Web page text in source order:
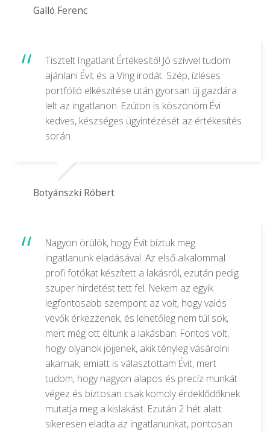
Galló Ferenc
Tisztelt Ingatlant Értékesítő! Jó szívvel tudom
ajánlani Évit és a Ving irodát. Szép, ízléses
portfólió elkészítése után gyorsan új gazdára
lelt az ingatlanon. Ezúton is köszönöm Évi
kedves, készséges ügyintézését az értékesítés
során.
Botyánszki Róbert
Nagyon örülök, hogy Évit bíztuk meg
ingatlanunk eladásával. Az első alkalommal
profi fotókat készített a lakásról, ezután pedig
szuper hirdetést tett fel. Nekem az egyik
legfontosabb szempont az volt, hogy valós
vevők érkezzenek, és lehetőleg nem túl sok,
mert még ott éltünk a lakásban. Fontos volt,
hogy olyanok jöjjenek, akik tényleg vásárolni
akarnak, emiatt is választottam Évit, mert
tudom, hogy nagyon alapos és precíz munkát
végez és biztosan csak komoly érdeklődőknek
mutatja meg a kislakást. Ezután 2 hét alatt
sikeresen eladta az ingatlanunkat, pontosan